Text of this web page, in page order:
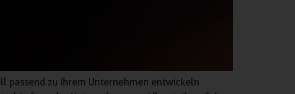
passend zu Ihrem Unternehmen entwickeln